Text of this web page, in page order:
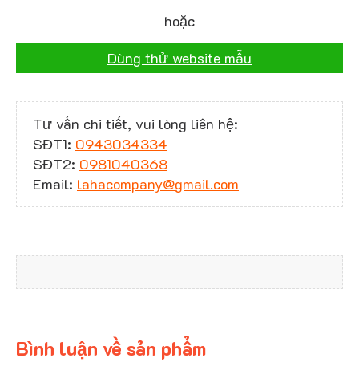
hoặc
Dùng thử website mẫu
Tư vấn chi tiết, vui lòng liên hệ:
SĐT1: 0943034334
SĐT2: 0981040368
Email: lahacompany@gmail.com
Bình luận về sản phẩm